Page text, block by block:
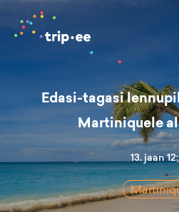
Edasi-tagasi
Martiniquele
13. jaan